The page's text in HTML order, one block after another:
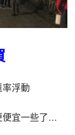
率浮動
便宜一些了…